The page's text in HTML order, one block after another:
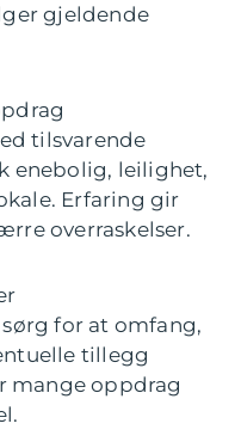
gjeldende
tilsvarende
enebolig, leilighet,
Erfaring gir
overraskelser.
for at omfang,
tillegg
mange oppdrag